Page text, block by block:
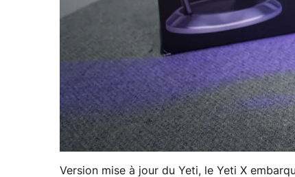
Version mise à jour du Yeti, le Yeti X